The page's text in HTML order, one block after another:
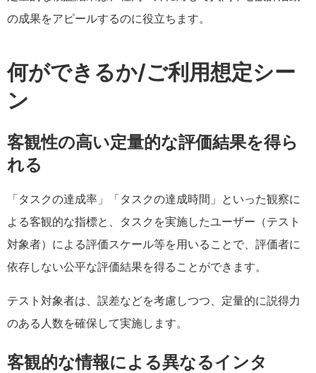
の成果をアピールするのに役立ちます。
何ができるか/ご利用想定シー
ン
客観性の高い定量的な評価結果を得ら
れる
「タスクの達成率」「タスクの達成時間」といった観察に
よる客観的な指標と、タスクを実施したユーザー（テスト
対象者）による評価スケール等を用いることで、評価者に
依存しない公平な評価結果を得ることができます。
テスト対象者は、誤差などを考慮しつつ、定量的に説得力
のある人数を確保して実施します。
客観的な情報による異なるインタ